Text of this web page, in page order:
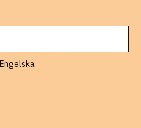
Engelska